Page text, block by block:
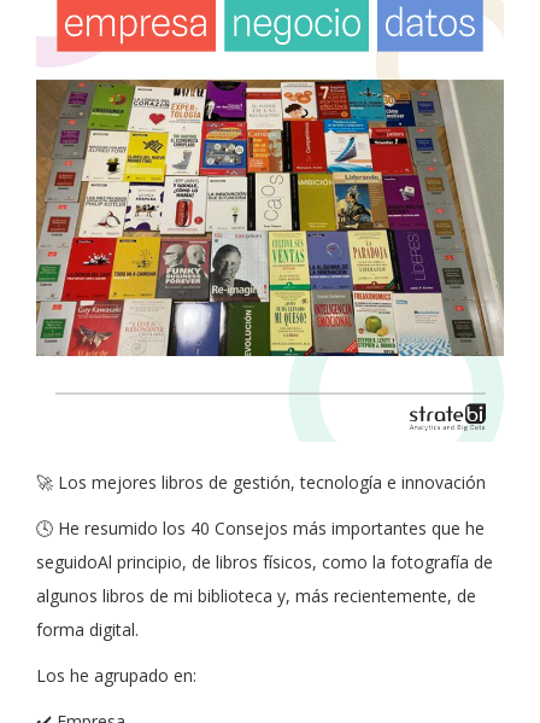
🚀 Los mejores libros de gestión, tecnología e innovación
🕓 He resumido los 40 Consejos más importantes que he
seguidoAl principio, de libros físicos, como la fotografía de
algunos libros de mi biblioteca y, más recientemente, de
forma digital.
Los he agrupado en: